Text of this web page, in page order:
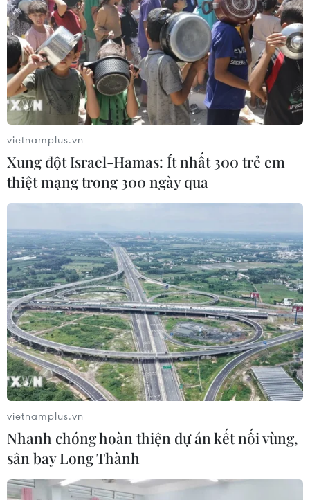
vietnamplus.vn
Xung đột Israel-Hamas: Ít nhất 300 trẻ em
thiệt mạng trong 300 ngày qua
vietnamplus.vn
Nhanh chóng hoàn thiện dự án kết nối vùng,
sân bay Long Thành